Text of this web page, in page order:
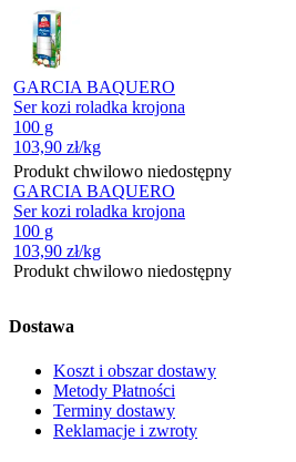
GARCIA BAQUERO
Ser kozi roladka krojona
100 g
103,90 zł/kg
Produkt chwilowo niedostępny
GARCIA BAQUERO
Ser kozi roladka krojona
100 g
103,90 zł/kg
Produkt chwilowo niedostępny
Dostawa
Koszt i obszar dostawy
Metody Płatności
Terminy dostawy
Reklamacje i zwroty